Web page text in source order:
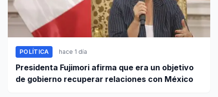
POLÍTICA hace 1 día
Presidenta Fujimori afirma que era un objetivo
de gobierno recuperar relaciones con México